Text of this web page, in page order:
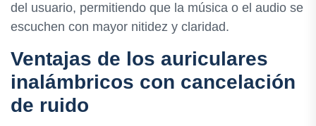
del usuario, permitiendo que la música o el audio se
escuchen con mayor nitidez y claridad.
Ventajas de los auriculares
inalámbricos con cancelación
de ruido